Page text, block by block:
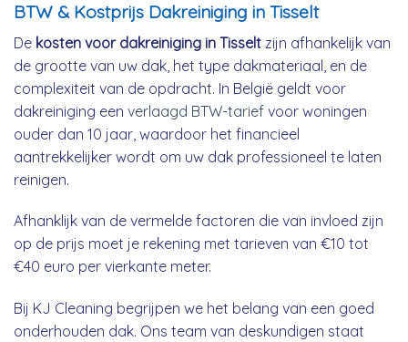
BTW & Kostprijs Dakreiniging in Tisselt
De kosten voor dakreiniging in Tisselt zijn afhankelijk van
de grootte van uw dak, het type dakmateriaal, en de
complexiteit van de opdracht. In België geldt voor
dakreiniging een verlaagd BTW-tarief voor woningen
ouder dan 10 jaar, waardoor het financieel
aantrekkelijker wordt om uw dak professioneel te laten
reinigen.
Afhanklijk van de vermelde factoren die van invloed zijn
op de prijs moet je rekening met tarieven van €10 tot
€40 euro per vierkante meter.
Bij KJ Cleaning begrijpen we het belang van een goed
onderhouden dak. Ons team van deskundigen staat